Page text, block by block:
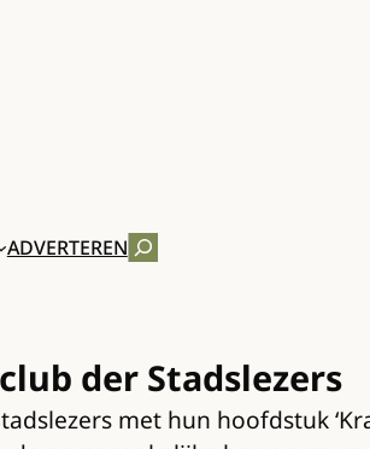
ADVERTERENZOEKEN
der Stadslezers
met hun hoofdstuk